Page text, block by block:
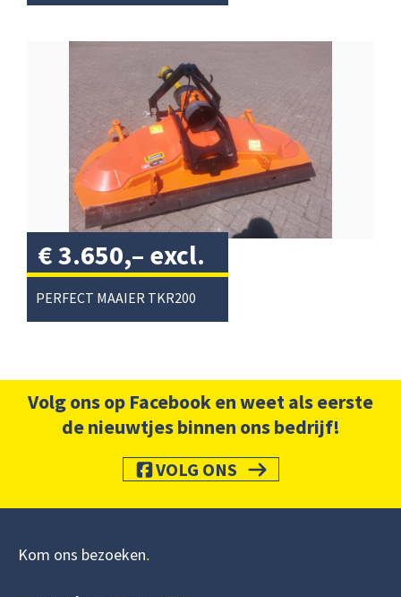
PERFECT MAAIER TKR200
€3.650,– excl.
btw/
Volg ons op Facebook en weet als eerste
de nieuwtjes binnen ons bedrijf!
VOLG ONS
Kom ons bezoeken